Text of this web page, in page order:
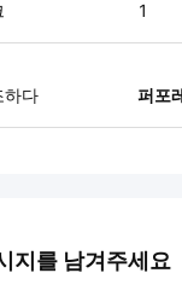
1
하다 퍼포
지를 남겨주세요